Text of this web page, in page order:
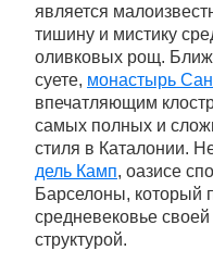
является
тишину и мистику
оливковых рощ.
суете, монастырь
впечатляющим
самых полных и
стиля в Каталонии.
дель Камп, оазисе
Барселоны, который
средневековье
структурой.